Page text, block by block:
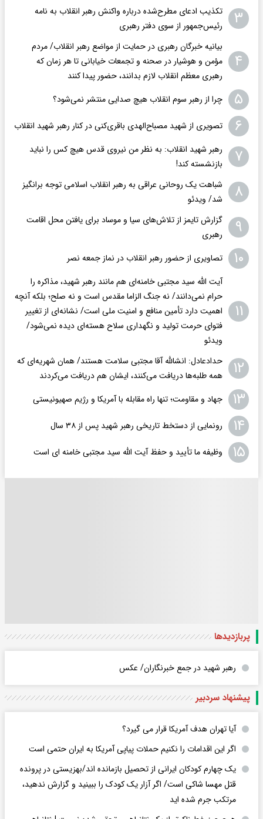
۳
تکذیب ادعای مطرح‌شده درباره واکنش رهبر انقلاب به نامه
رئیس‌جمهور از سوی دفتر رهبری
۴
بیانیه خبرگان رهبری در حمایت از مواضع رهبر انقلاب/ مردم
مؤمن و هوشیار در صحنه و تجمعات‌ خیابانی تا هر زمان که
رهبری معظم انقلاب لازم بدانند، حضور پیدا کنند
۵ چرا از رهبر سوم انقلاب هیچ صدایی منتشر نمی‌شود؟
۶ تصویری از شهید مصباح‌الهدی باقری‌کنی در کنار رهبر شهید انقلاب
۷
رهبر شهید انقلاب: به نظر من نیروی قدس هیچ کس را نباید
بازنشسته کند!
۸
شباهت یک روحانی عراقی به رهبر انقلاب اسلامی توجه برانگیز
شد/ ویدئو
۹
گزارش تایمز از تلاش‌های سیا و موساد برای یافتن محل اقامت
رهبری
۱۰ تصاویری از حضور رهبر انقلاب در نماز جمعه نصر
۱۱
آیت الله سید مجتبی خامنه‌ای هم مانند رهبر شهید، مذاکره را
حرام نمی‌دانند/ نه جنگ الزاما مقدس است و نه صلح؛ بلکه آنچه
اهمیت دارد تأمین منافع و امنیت ملی است/ نشانه‌ای از تغییر
فتوای حرمت تولید و نگهداری سلاح هسته‌ای دیده نمی‌شود/
ویدئو
۱۲
حدادعادل: انشالله آقا مجتبی سلامت هستند/ همان شهریه‌ای که
همه طلبه‌ها دریافت می‌کنند، ایشان هم دریافت می‌کردند
۱۳ جهاد و مقاومت؛ تنها راه مقابله با آمریکا و رژیم صهیونیستی
۱۴ رونمایی از دستخط تاریخی رهبر شهید پس از ۳۸ سال
۱۵ وظیفه ما تأیید و حفظ آیت الله سید مجتبی خامنه ای است
پربازدید‌ها
رهبر شهید در جمع خبرنگاران/ عکس
پیشنهاد سردبیر
آیا تهران هدف آمریکا قرار می گیرد؟
اگر این اقدامات را نکنیم حملات پیاپی آمریکا به ایران حتمی است
یک چهارم کودکان ایرانی از تحصیل بازمانده اند/بهزیستی در پرونده
قتل مهسا شاکی است/ اگر آزار یک کودک را ببینید و گزارش ندهید،
مرتکب جرم شده اید